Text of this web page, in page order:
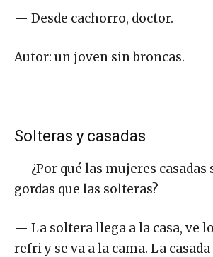
— Desde cachorro, doctor.
Autor: un joven sin broncas.
Solteras y casadas
— ¿Por qué las mujeres casadas
gordas que las solteras?
— La soltera llega a la casa, ve
refri y se va a la cama. La